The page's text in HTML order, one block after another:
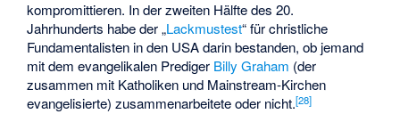
kompromittieren. In der zweiten Hälfte des 20.
Jahrhunderts habe der „Lackmustest“ für christliche
Fundamentalisten in den USA darin bestanden, ob jemand
mit dem evangelikalen Prediger Billy Graham (der
zusammen mit Katholiken und Mainstream-Kirchen
evangelisierte) zusammenarbeitete oder nicht.[28]